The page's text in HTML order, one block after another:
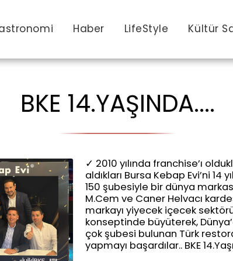
Haber LifeStyle Kültür
BKE 14.YAŞINDA....
✓ 2010 yılında franchise’ı
aldıkları Bursa Kebap Evi’ni 14
150 şubesiyle bir dünya
M.Cem ve Caner Helvacı
markayı yiyecek içecek
konseptinde büyüterek,
çok şubesi bulunan Türk
yapmayı başardılar.. BKE